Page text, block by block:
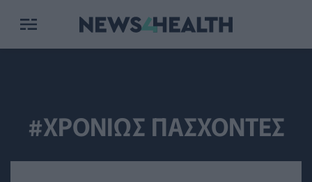
#ΧΡΟΝΙΩΣ ΠΑΣΧΟΝΤΕΣ